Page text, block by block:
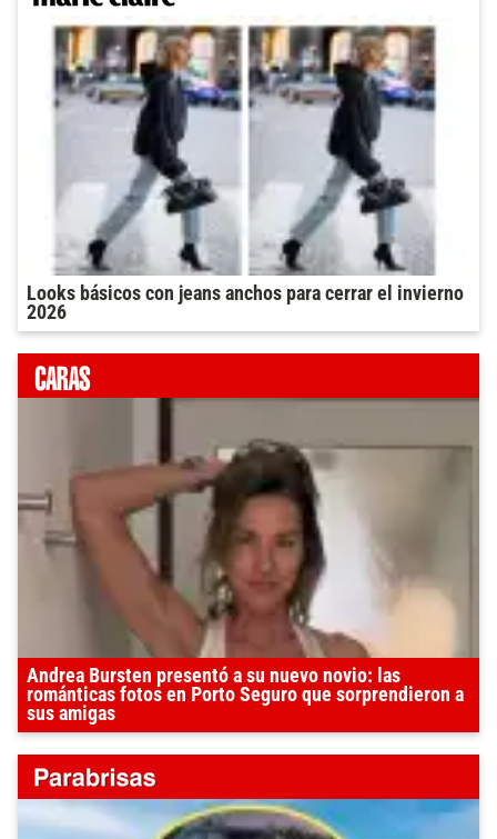
Looks básicos con jeans anchos para cerrar el invierno
2026
Andrea Bursten presentó a su nuevo novio: las
románticas fotos en Porto Seguro que sorprendieron a
sus amigas